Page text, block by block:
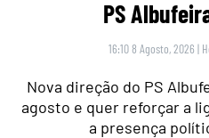
PS
16:10 8 Agosto, 2026 |
Nova direção do PS
agosto e quer reforçar a
a presença